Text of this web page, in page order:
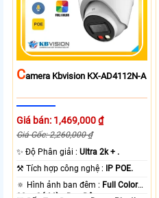
CAmera Kbvision KX-AD4112N-A
Giá bán: 1,469,000 ₫
Giá Gốc: 2,260,000 ₫
✨ Độ Phân giải :Ultra 2k + .
⚒ Tích hợp công nghệ :
IP POE.
🔅 Hình ảnh ban đêm : Full Color